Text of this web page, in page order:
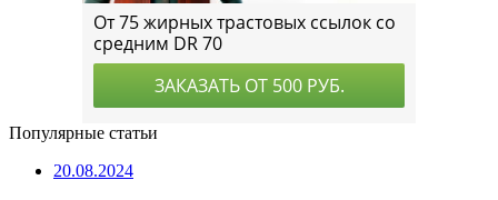
Популярные статьи
20.08.2024